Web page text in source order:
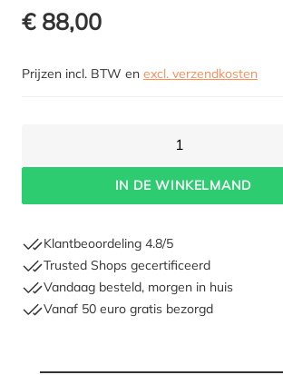
€ 88,00
Prijzen incl. BTW en excl. verzendkosten
1
IN DE WINKELMAND
Klantbeoordeling 4.8/5
Trusted Shops gecertificeerd
Vandaag besteld, morgen in huis
Vanaf 50 euro gratis bezorgd